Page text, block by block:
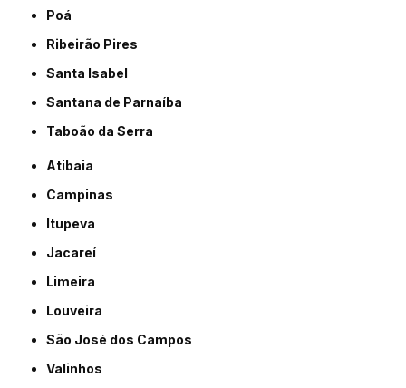
Poá
Ribeirão Pires
Santa Isabel
Santana de Parnaíba
Taboão da Serra
Atibaia
Campinas
Itupeva
Jacareí
Limeira
Louveira
São José dos Campos
Valinhos